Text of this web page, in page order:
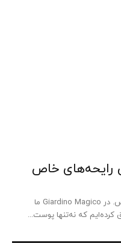
هر عطر یک داستان است، هر بو یک احساس. در Giardino Magico ما
کرده‌ایم که نه‌تنها پوست...